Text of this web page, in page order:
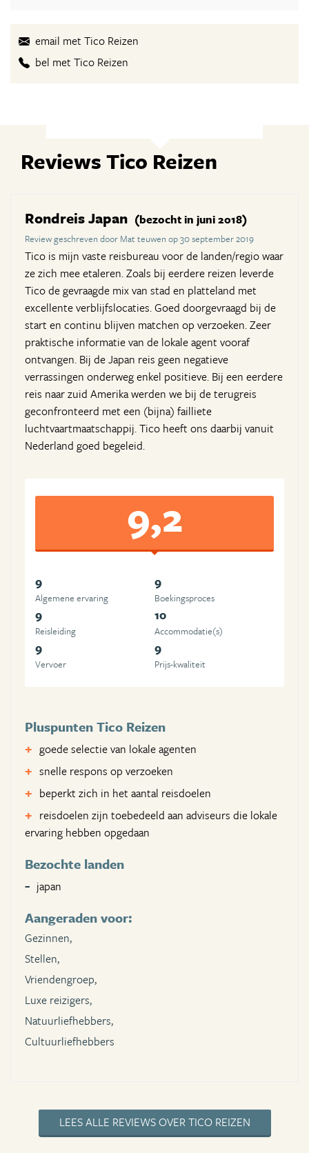
email met Tico Reizen
bel met Tico Reizen
Reviews Tico Reizen
Rondreis Japan (bezocht in juni 2018)
Review geschreven door Mat teuwen op 30 september 2019
Tico is mijn vaste reisbureau voor de landen/regio waar
ze zich mee etaleren. Zoals bij eerdere reizen leverde
Tico de gevraagde mix van stad en platteland met
excellente verblijfslocaties. Goed doorgevraagd bij de
start en continu blijven matchen op verzoeken. Zeer
praktische informatie van de lokale agent vooraf
ontvangen. Bij de Japan reis geen negatieve
verrassingen onderweg enkel positieve. Bij een eerdere
reis naar zuid Amerika werden we bij de terugreis
geconfronteerd met een (bijna) failliete
luchtvaartmaatschappij. Tico heeft ons daarbij vanuit
Nederland goed begeleid.
9,2
9
Algemene ervaring
9
Boekingsproces
9
Reisleiding
10
Accommodatie(s)
9
Vervoer
9
Prijs-kwaliteit
Pluspunten Tico Reizen
goede selectie van lokale agenten
snelle respons op verzoeken
beperkt zich in het aantal reisdoelen
reisdoelen zijn toebedeeld aan adviseurs die lokale
ervaring hebben opgedaan
Bezochte landen
japan
Aangeraden voor:
Gezinnen,
Stellen,
Vriendengroep,
Luxe reizigers,
Natuurliefhebbers,
Cultuurliefhebbers
LEES ALLE REVIEWS OVER TICO REIZEN